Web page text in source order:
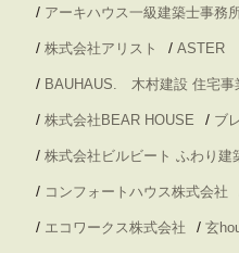
/ アーキハウス一級建築士事
/ 株式会社アリスト / ASTER
/ BAUHAUS. 木村建設 住宅
/ 株式会社BEAR HOUSE / ブ
/ 株式会社ビルビート ふわり建
/ コンフォートハウス株式会社
/ エコワークス株式会社 / 玄